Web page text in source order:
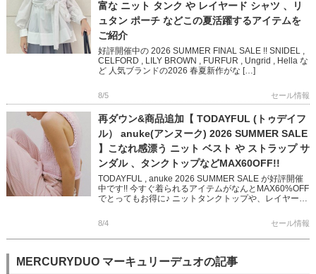
富な ニット タンク や レイヤード シャツ 、リ
ュタン ポーチ などこの夏活躍するアイテムを
ご紹介
好評開催中の 2026 SUMMER FINAL SALE !! SNIDEL ,
CELFORD , LILY BROWN , FURFUR , Ungrid , Hella な
ど 人気ブランドの2026 春夏新作がな […]
8/5 セール情報
再ダウン&商品追加【 TODAYFUL (トゥデイフ
ル） anuke(アンヌーク) 2026 SUMMER SALE
】こなれ感漂う ニット ベスト や ストラップ サ
ンダル 、タンクトップなどMAX60OFF!!
TODAYFUL , anuke 2026 SUMMER SALE が好評開催
中です!! 今すぐ着られるアイテムがなんとMAX60%OFF
でとってもお得に♪ ニットタンクトップや、レイヤード
8/4 セール情報
MERCURYDUO マーキュリーデュオの記事